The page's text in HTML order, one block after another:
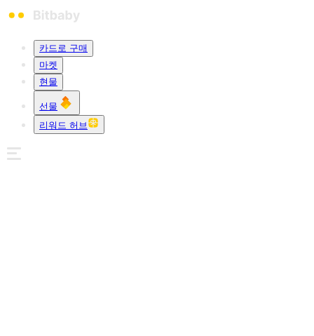
카드로 구매
마켓
현물
선물
리워드 허브